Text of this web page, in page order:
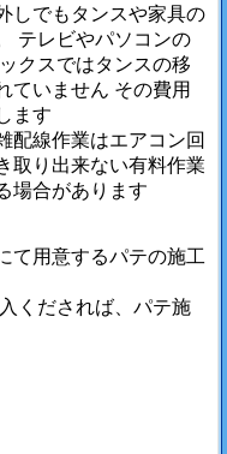
しでもタンスや家具の
テレビやパソコンの
クスではタンスの移
ていません その費用
ます
配線作業はエアコン回
取り出来ない有料作業
場合があります
て用意するパテの施工
くだされば、パテ施